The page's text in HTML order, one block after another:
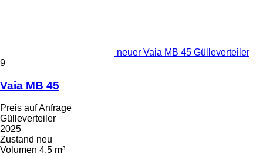
neuer Vaia MB 45 Gülleverteiler
9
Vaia MB 45
Preis auf Anfrage
Gülleverteiler
2025
Zustand neu
Volumen 4,5 m³